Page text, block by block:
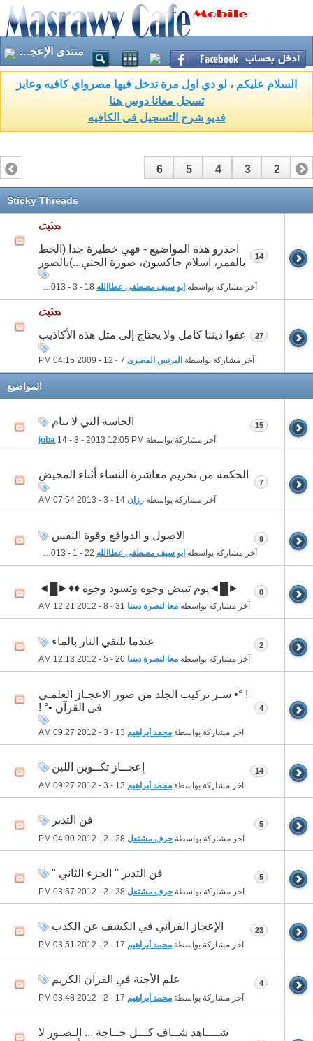
منتدى الإعجاز العلمي في القرآن والسنه
السلام عليكم ، لو دي اول مرة تدخل فيها مصرواي كافيه وعايز
تسجل معانا دوس هنا
فديو شرح التسجيل فى الكافيه
1
2
3
4
5
6
Sticky Threads
احذرو هذه المواضيع - فهي خطيرة جدا (الخط
بالقمر، اسلام جاكسون، صورة الجني...)بالصور
آخر مشاركة بواسطة ابو سيف مصطفى عطاالله 01:07 PM
14
عفوا ديننا كامل ولا يحتاج إلى مثل هذه الأكاذيب
آخر مشاركة بواسطة البرنس المصرى 04:15 PM
27
المواضيع
الحاسة التي لا تنام
آخر مشاركة بواسطة joba 14 - 3 - 2013 12:05 PM
15
الحكمة من تحريم معاشرة النساء أثناء المحيض
آخر مشاركة بواسطة رزان 07:54 AM
7
الاصول و الدوافع وقوة النفس
آخر مشاركة بواسطة ابو سيف مصطفى عطاالله 04:38 PM
9
►█◄يوم تبيض وجوه وتسود وجوه ♦♦►█◄
آخر مشاركة بواسطة معا لنصرة ديننا 12:21 AM
0
عندما تلتقي النار بالماء
آخر مشاركة بواسطة معا لنصرة ديننا 12:13 AM
2
! °• سـر تركيب الجلد من صور الاعجـاز العلمـى
فى القرآن •° !
آخر مشاركة بواسطة محمد أبراهيم 09:27 AM
4
إعجــاز تكــوين اللبن
آخر مشاركة بواسطة محمد أبراهيم 09:27 AM
14
فن التدبر
آخر مشاركة بواسطة حرف مشتعل 04:00 PM
5
فن التدبر " الجزء الثاني "
آخر مشاركة بواسطة حرف مشتعل 03:57 PM
5
الإعجاز القرآني في الكشف عن الكذب
آخر مشاركة بواسطة محمد أبراهيم 03:51 PM
23
علم الأجنة في القرآن الكريم
آخر مشاركة بواسطة محمد أبراهيم 03:48 PM
4
شــــاهد شــاف كـــل حــاجة ... الـصـور لا